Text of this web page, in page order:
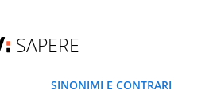
SAPERE
SINONIMI E CONTRARI